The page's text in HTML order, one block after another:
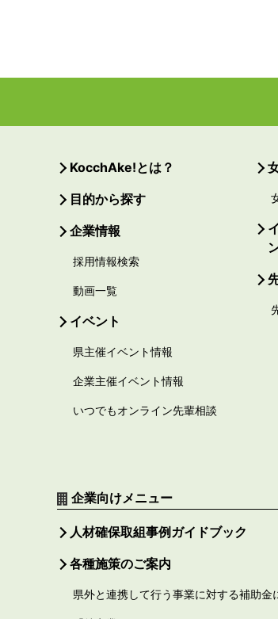
KocchAke!とは？
目的から探す
企業情報
採用情報検索
動画一覧
イベント
県主催イベント情報
企業主催イベント情報
いつでもオンライン先輩相談
企業向けメニュー
人材確保取組事例ガイドブック
各種施策のご案内
県外と連携して行う事業に対する補助金